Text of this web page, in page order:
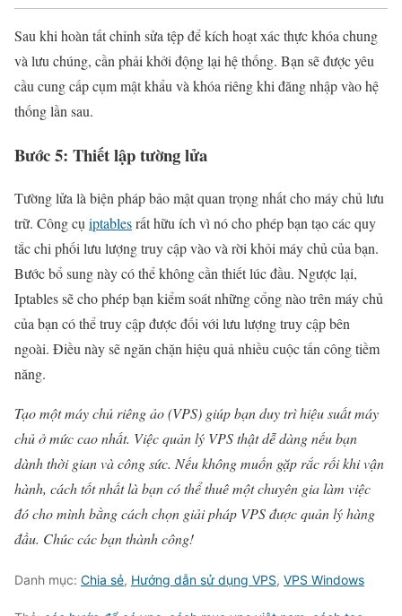
Sau khi hoàn tất chỉnh sửa tệp để kích hoạt xác thực khóa chung
và lưu chúng, cần phải khởi động lại hệ thống. Bạn sẽ được yêu
cầu cung cấp cụm mật khẩu và khóa riêng khi đăng nhập vào hệ
thống lần sau.
Bước 5: Thiết lập tường lửa
Tường lửa là biện pháp bảo mật quan trọng nhất cho máy chủ lưu
trữ. Công cụiptablesrất hữu ích vì nó cho phép bạn tạo các quy
tắc chi phối lưu lượng truy cập vào và rời khỏi máy chủ của bạn.
Bước bổ sung này có thể không cần thiết lúc đầu. Ngược lại,
Iptables sẽ cho phép bạn kiểm soát những cổng nào trên máy chủ
của bạn có thể truy cập được đối với lưu lượng truy cập bên
ngoài. Điều này sẽ ngăn chặn hiệu quả nhiều cuộc tấn công tiềm
năng.
Tạo một máy chủ riêng ảo (VPS) giúp bạn duy trì hiệu suất máy
chủ ở mức cao nhất. Việc quản lý VPS thật dễ dàng nếu bạn
dành thời gian và công sức. Nếu không muốn gặp rắc rối khi vận
hành, cách tốt nhất là bạn có thể thuê một chuyên gia làm việc
đó cho mình bằng cách chọn giải pháp VPS được quản lý hàng
đầu. Chúc các bạn thành công!
Danh mục: Chia sẻ, Hướng dẫn sử dụng VPS, VPS Windows